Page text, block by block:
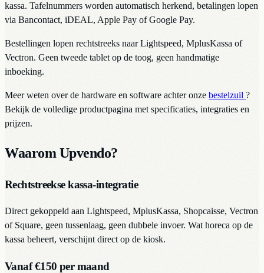
kassa. Tafelnummers worden automatisch herkend, betalingen lopen
via Bancontact, iDEAL, Apple Pay of Google Pay.
Bestellingen lopen rechtstreeks naar Lightspeed, MplusKassa of
Vectron. Geen tweede tablet op de toog, geen handmatige
inboeking.
Meer weten over de hardware en software achter onze bestelzuil ?
Bekijk de volledige productpagina met specificaties, integraties en
prijzen.
Waarom Upvendo?
Rechtstreekse kassa-integratie
Direct gekoppeld aan Lightspeed, MplusKassa, Shopcaisse, Vectron
of Square, geen tussenlaag, geen dubbele invoer. Wat horeca op de
kassa beheert, verschijnt direct op de kiosk.
Vanaf €150 per maand